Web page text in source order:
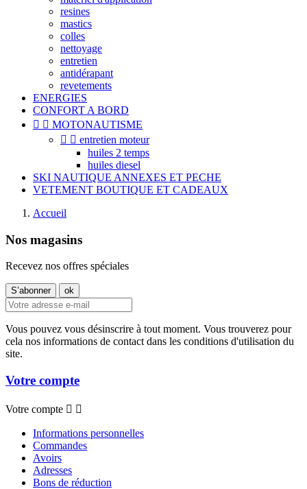
resines
mastics
colles
nettoyage
entretien
antidérapant
revetements
ENERGIES
CONFORT A BORD
  MOTONAUTISME
  entretien moteur
huiles 2 temps
huiles diesel
SKI NAUTIQUE ANNEXES ET PECHE
VETEMENT BOUTIQUE ET CADEAUX
Accueil
Nos magasins
Recevez nos offres spéciales
Vous pouvez vous désinscrire à tout moment. Vous trouverez pour
cela nos informations de contact dans les conditions d'utilisation du
site.
Votre compte
Votre compte  
Informations personnelles
Commandes
Avoirs
Adresses
Bons de réduction